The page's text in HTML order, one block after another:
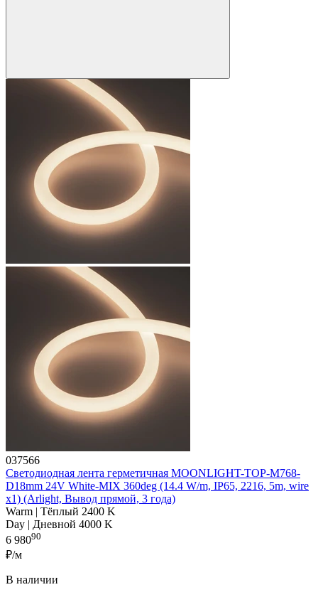
037566
Светодиодная лента герметичная MOONLIGHT-TOP-M768-
D18mm 24V White-MIX 360deg (14.4 W/m, IP65, 2216, 5m, wire
x1) (Arlight, Вывод прямой, 3 года)
Warm | Тёплый 2400 K
Day | Дневной 4000 K
6 98090
₽/м
В наличии